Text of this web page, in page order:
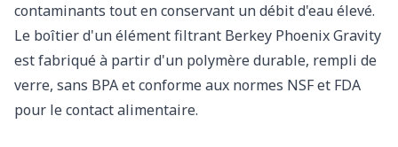
contaminants tout en conservant un débit d'eau élevé.
Le boîtier d'un élément filtrant Berkey Phoenix Gravity
est fabriqué à partir d'un polymère durable, rempli de
verre, sans BPA et conforme aux normes NSF et FDA
pour le contact alimentaire.